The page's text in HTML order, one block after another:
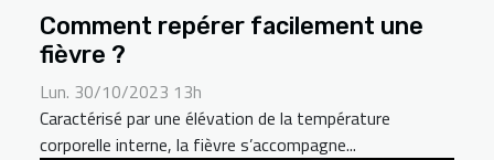
Comment repérer facilement une
fièvre ?
Lun. 30/10/2023 13h
Caractérisé par une élévation de la température
corporelle interne, la fièvre s’accompagne...